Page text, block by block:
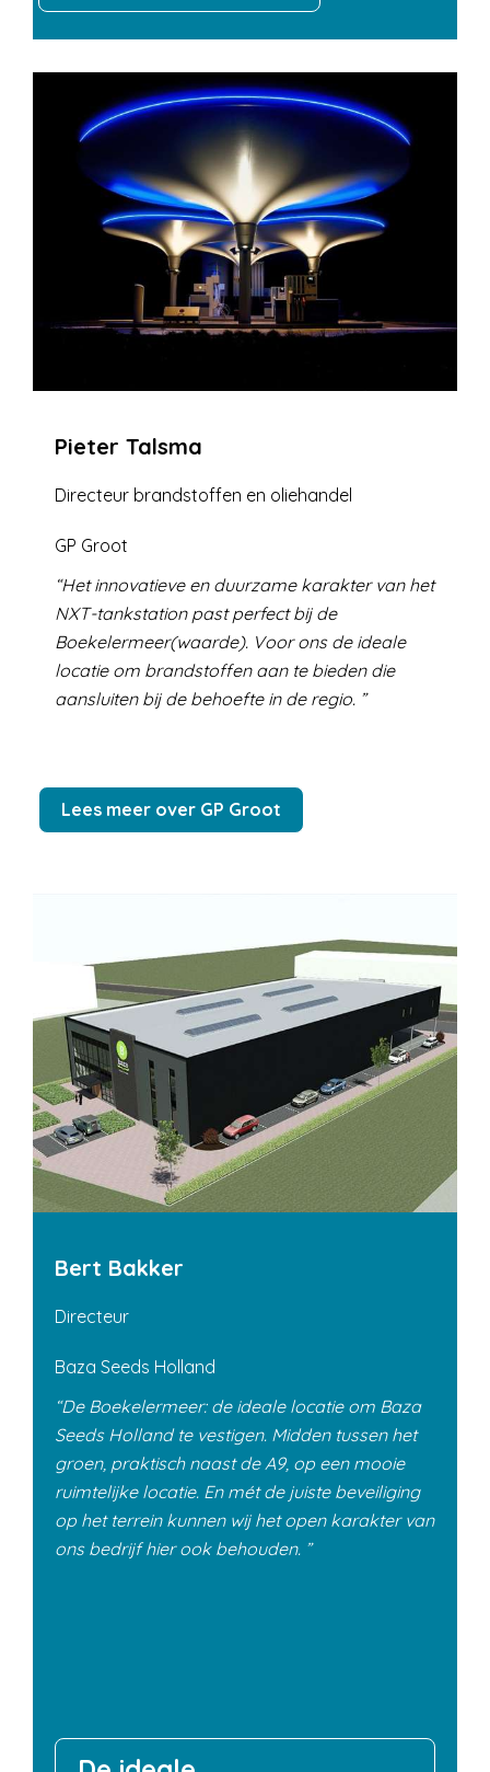
Pieter Talsma
Directeur brandstoffen en oliehandel
GP Groot
Het innovatieve en duurzame karakter van het
NXT-tankstation past perfect bij de
Boekelermeer(waarde). Voor ons de ideale
locatie om brandstoffen aan te bieden die
aansluiten bij de behoefte in de regio.
Lees meer over GP Groot
Bert Bakker
Directeur
Baza Seeds Holland
De Boekelermeer: de ideale locatie om Baza
Seeds Holland te vestigen. Midden tussen het
groen, praktisch naast de A9, op een mooie
ruimtelijke locatie. En mét de juiste beveiliging
op het terrein kunnen wij het open karakter van
ons bedrijf hier ook behouden.